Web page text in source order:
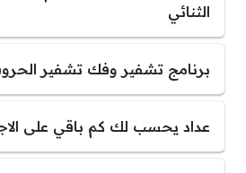
الثنائي
برنامج تشفير وفك تشفير
عداد يحسب لك كم باقي على